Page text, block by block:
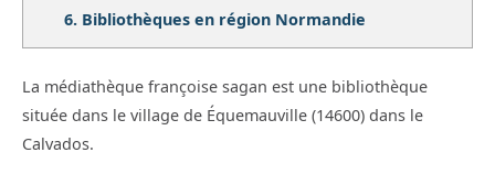
6. Bibliothèques en région Normandie
La médiathèque françoise sagan est une bibliothèque
située dans le village de Équemauville (14600) dans le
Calvados.